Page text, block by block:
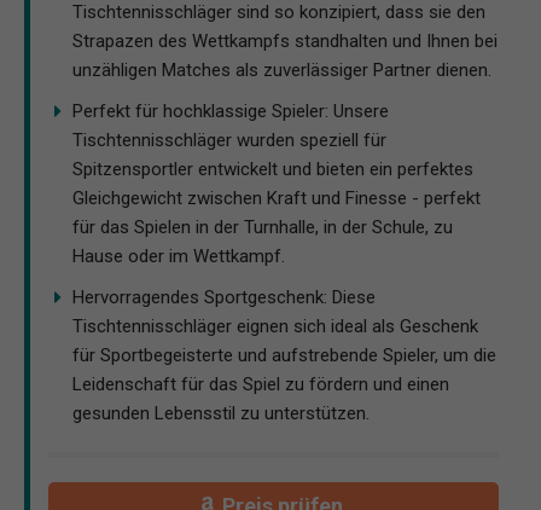
Tischtennisschläger sind so konzipiert, dass sie den
Strapazen des Wettkampfs standhalten und Ihnen bei
unzähligen Matches als zuverlässiger Partner dienen.
Perfekt für hochklassige Spieler: Unsere
Tischtennisschläger wurden speziell für
Spitzensportler entwickelt und bieten ein perfektes
Gleichgewicht zwischen Kraft und Finesse - perfekt
für das Spielen in der Turnhalle, in der Schule, zu
Hause oder im Wettkampf.
Hervorragendes Sportgeschenk: Diese
Tischtennisschläger eignen sich ideal als Geschenk
für Sportbegeisterte und aufstrebende Spieler, um die
Leidenschaft für das Spiel zu fördern und einen
gesunden Lebensstil zu unterstützen.